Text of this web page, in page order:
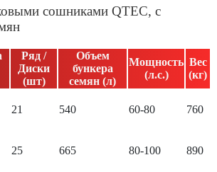
сошниками QTEC, с
Ряд /
Диски
(шт)
Объем
бункера
семян (л)
Мощность
(л.с.)
Вес
(кг)
21 540 60-80 760
25 665 80-100 890